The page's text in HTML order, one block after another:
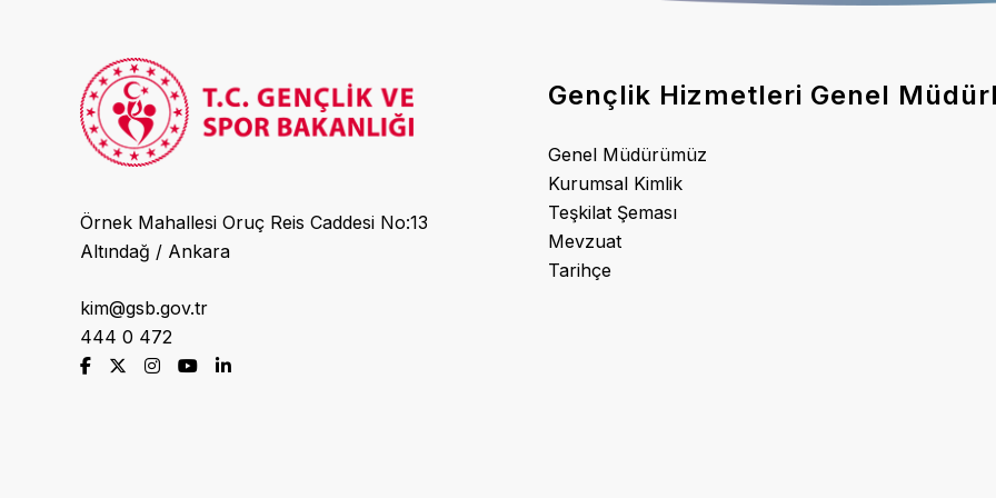
Örnek Mahallesi Oruç Reis Caddesi No:13
Altındağ / Ankara
kim@gsb.gov.tr
444 0 472
Gençlik Hizmetleri Genel
Genel Müdürümüz
Kurumsal Kimlik
Teşkilat Şeması
Mevzuat
Tarihçe